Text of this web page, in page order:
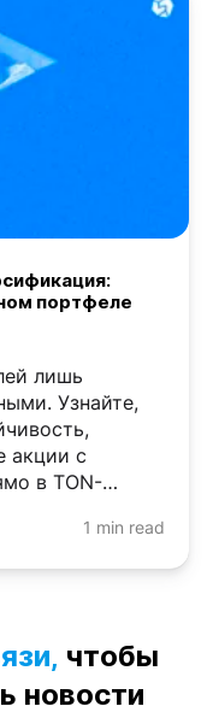
портфеле
лишь
Узнайте,
акции с
в TON-
1 min read
чтобы
новости